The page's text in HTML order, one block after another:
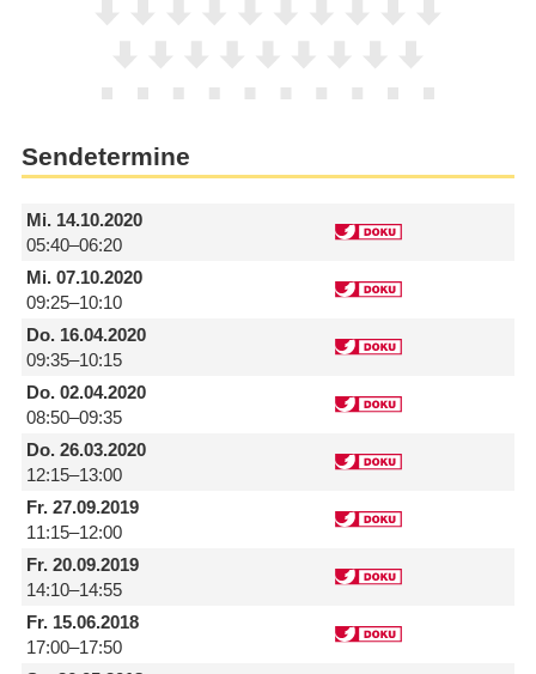
Sendetermine
Mi.14.10.2020
05:40–06:20
Mi.07.10.2020
09:25–10:10
Do.16.04.2020
09:35–10:15
Do.02.04.2020
08:50–09:35
Do.26.03.2020
12:15–13:00
Fr.27.09.2019
11:15–12:00
Fr.20.09.2019
14:10–14:55
Fr.15.06.2018
17:00–17:50